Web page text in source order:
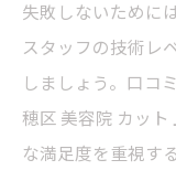
失敗しないために
スタッフの技術レ
しましょう。口コ
穂区 美容院 カッ
な満足度を重視す